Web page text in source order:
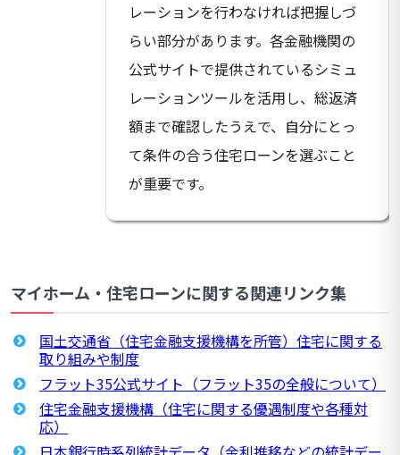
レーションを行わなければ把握しづ
らい部分があります。各金融機関の
公式サイトで提供されているシミュ
レーションツールを活用し、総返済
額まで確認したうえで、自分にとっ
て条件の合う住宅ローンを選ぶこと
が重要です。
マイホーム・住宅ローンに関する関連リンク集
国土交通省（住宅金融支援機構を所管）住宅に関する
取り組みや制度
フラット35公式サイト（フラット35の全般について）
住宅金融支援機構（住宅に関する優遇制度や各種対
応）